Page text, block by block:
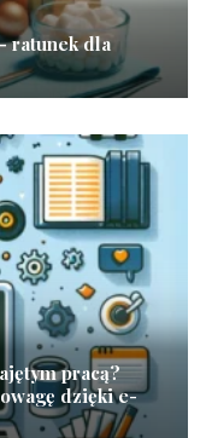
ratunek dla
pracą?
dzięki e-